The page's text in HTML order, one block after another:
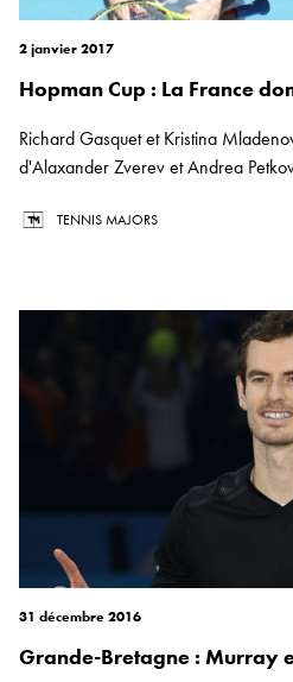
2 janvier 2017
Hopman Cup : La France
Richard Gasquet et Kristina
d'Alaxander Zverev et Andrea
TENNIS MAJORS
31 décembre 2016
Grande-Bretagne : Murray